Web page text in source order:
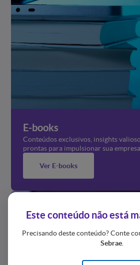
E-books
Conteúdos exclusivos, insights
prontas para impulsionar sua empresa
Ver E-books
Este conteúdo não está
Precisando deste conteúdo? Conte
Sebrae